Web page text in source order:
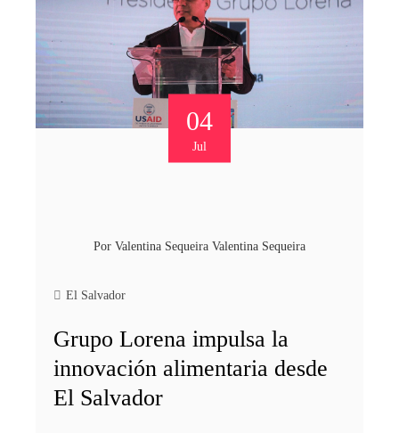
04
Jul
Por Valentina Sequeira Valentina Sequeira
El Salvador
Grupo Lorena impulsa la
innovación alimentaria desde
El Salvador